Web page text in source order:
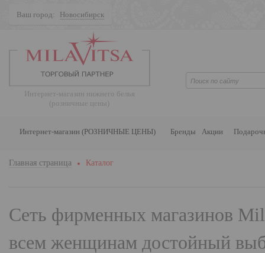
Ваш город: Новосибирск
Интернет-магазин нижнего белья
(розничные цены)
Интернет-магазин (РОЗНИЧНЫЕ ЦЕНЫ) Бренды Акции
Главная страница Каталог
Сеть фирменных магазинов
всем женщинам достойный